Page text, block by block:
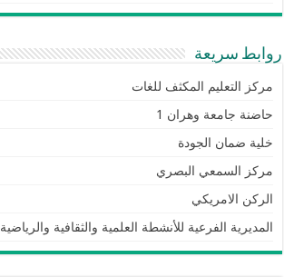
روابط سريعة
مركز التعليم المكثف للغات
حاضنة جامعة وهران 1
خلية ضمان الجودة
مركز السمعي البصري
الركن الامريكي
المديرية الفرعية للأنشطة العلمية والثقافية والرياضية